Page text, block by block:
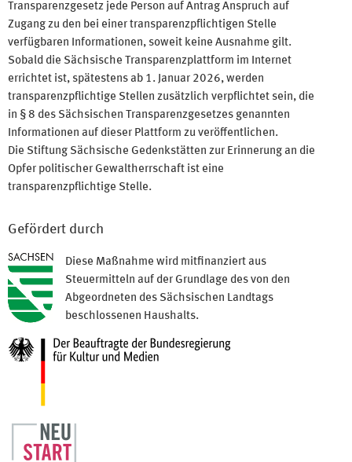
Transparenzgesetz jede Person auf Antrag Anspruch auf
Zugang zu den bei einer transparenzpflichtigen Stelle
verfügbaren Informationen, soweit keine Ausnahme gilt.
Sobald die Sächsische Transparenzplattform im Internet
errichtet ist, spätestens ab 1. Januar 2026, werden
transparenzpflichtige Stellen zusätzlich verpflichtet sein, die
in § 8 des Sächsischen Transparenzgesetzes genannten
Informationen auf dieser Plattform zu veröffentlichen.
Die Stiftung Sächsische Gedenkstätten zur Erinnerung an die
Opfer politischer Gewaltherrschaft ist eine
transparenzpflichtige Stelle.
Gefördert durch
Diese Maßnahme wird mitfinanziert aus
Steuermitteln auf der Grundlage des von den
Abgeordneten des Sächsischen Landtags
beschlossenen Haushalts.